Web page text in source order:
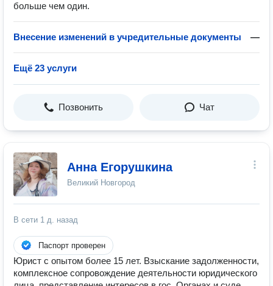
больше чем один.
Внесение изменений в учредительные документы —
Ещё 23 услуги
Позвонить Чат
Анна Егорушкина
Великий Новгород
В сети 1 д. назад
Паспорт проверен
Юрист с опытом более 15 лет. Взыскание задолженности,
комплексное сопровождение деятельности юридического